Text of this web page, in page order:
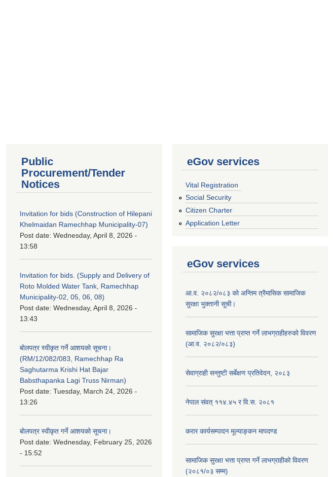
Public
Procurement/Tender
Notices
Invitation for bids (Construction of Hilepani
Khelmaidan Ramechhap Municipality-07)
Post date: Wednesday, April 8, 2026 -
13:58
Invitation for bids. (Supply and Delivery of
Roto Molded Water Tank, Ramechhap
Municipality-02, 05, 06, 08)
Post date: Wednesday, April 8, 2026 -
13:43
बोलपत्र स्वीकृत गर्ने आशयको सूचना।
(RM/12/082/083, Ramechhap Ra
Saghutarma Krishi Hat Bajar
Babsthapanka Lagi Truss Nirman)
Post date: Tuesday, March 24, 2026 -
13:26
बोलपत्र स्वीकृत गर्ने आशयको सूचना।
Post date: Wednesday, February 25, 2026
- 15:52
eGov services
Vital Registration
Social Security
Citizen Charter
Application Letter
eGov services
आ.व. २०८२/०८३ को अन्तिम त्रैमासिक सामाजिक
सुरक्षा भुक्तानी सूची।
सामाजिक सुरक्षा भत्ता प्राप्त गर्ने लाभग्राहीहरुको विवरण
(आ.व. २०८२/०८३)
सेवाग्राही सन्तुष्टी सर्बेक्षण प्रतिवेदन, २०८३
नेपाल संवत् ११४.४५ र वि.स. २०८१
करार कार्यसम्पादन मूल्याङ्कन मापदण्ड
सामाजिक सुरक्षा भत्ता प्राप्त गर्ने लाभग्राहीको विवरण
(२०८१/०३ सम्म)